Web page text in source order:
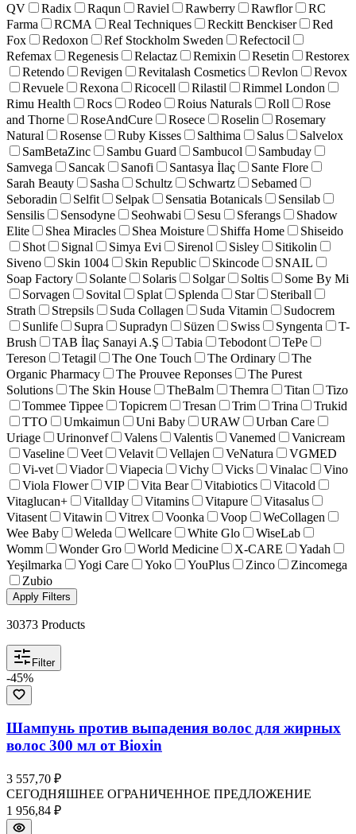
QV
Radix Raqun Raviel Rawberry Rawflor
RC
Farma
RCMA Real Techniques Reckitt Benckiser
Red
Fox
Redoxon Ref Stockholm Sweden
Refectocil
Refemax
Regenesis Relactaz Remixin Resetin
Restorex
Retendo
Revigen Revitalash Cosmetics Revlon
Revox
Revuele
Rexona Ricocell Rilastil
Rimmel London
Rimu Health
Rocs Rodeo Roius Naturals Roll
Rose
and Thorne
RoseAndCure Rosece Roselin
Rosemary
Natural
Rosense Ruby Kisses Salthima Salus
Salvelox
SamBetaZinc
Sambu Guard Sambucol
Sambuday
Samvega
Sancak Sanofi Santasya İlaç
Sante Flore
Sarah Beauty
Sasha Schultz Schwartz
Sebamed
Seboradin
Selfit Selpak Sensatia Botanicals
Sensilab
Sensilis
Sensodyne Seohwabi Sesu Sferangs
Shadow
Elite
Shea Miracles Shea Moisture Shiffa Home
Shiseido
Shot
Signal Simya Evi Sirenol Sisley
Sitikolin
Siveno
Skin 1004 Skin Republic Skincode
SNAIL
Soap Factory
Solante Solaris Solgar Soltis
Some By Mi
Sorvagen
Sovital Splat Splenda Star
Steriball
Strath
Strepsils Suda Collagen Suda Vitamin
Sudocrem
Sunlife
Supra Supradyn Süzen Swiss Syngenta
T-
Brush
TAB İlaç Sanayi A.Ş Tabia Tebodont
TePe
Tereson
Tetagil The One Touch The Ordinary
The
Organic Pharmacy
The Prouvee Reponses
The Purest
Solutions
The Skin House TheBalm Themra Titan
Tizo
Tommee Tippee
Topicrem Tresan Trim Trina
Trukid
TTO
Umkaimun Uni Baby URAW
Urban Care
Uriage
Urinonvef Valens Valentis Vanemed
Vanicream
Vaseline
Veet Velavit Vellajen VeNatura
VGMED
Vi-vet
Viador Viapecia Vichy Vicks Vinalac
Vino
Viola Flower
VIP Vita Bear Vitabiotics
Vitacold
Vitaglucan+
Vitallday Vitamins Vitapure
Vitasalus
Vitasent
Vitawin Vitrex Voonka Voop
WeCollagen
Wee Baby
Weleda Wellcare White Glo
WiseLab
Womm
Wonder Gro World Medicine X-CARE
Yadah
Yeşilmarka
Yogi Care Yoko YouPlus Zinco
Zincomega
Zubio
Apply Filters
30373 Products
Filter
-45%
Шампунь против выпадения волос для жирных
волос 300 мл от Bioxin
3 557,70 ₽
СЕГОДНЯШНЕЕ ОГРАНИЧЕННОЕ ПРЕДЛОЖЕНИЕ
1 956,84 ₽